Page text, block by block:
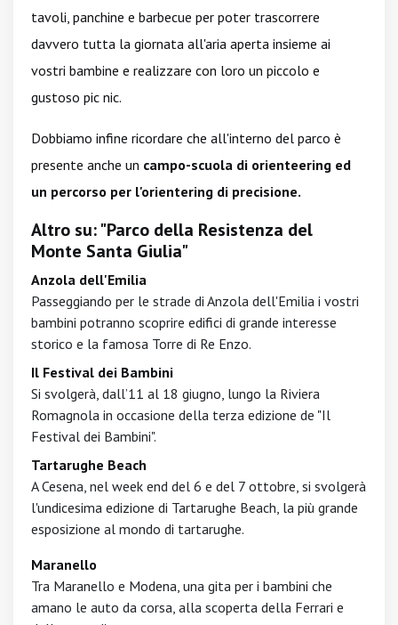
tavoli, panchine e barbecue per poter trascorrere
davvero tutta la giornata all'aria aperta insieme ai
vostri bambine e realizzare con loro un piccolo e
gustoso pic nic.
Dobbiamo infine ricordare che all'interno del parco è
presente anche un campo-scuola di orienteering ed
un percorso per l'orientering di precisione.
Altro su: "Parco della Resistenza del
Monte Santa Giulia"
Anzola dell'Emilia
Passeggiando per le strade di Anzola dell'Emilia i vostri
bambini potranno scoprire edifici di grande interesse
storico e la famosa Torre di Re Enzo.
Il Festival dei Bambini
Si svolgerà, dall’11 al 18 giugno, lungo la Riviera
Romagnola in occasione della terza edizione de "Il
Festival dei Bambini".
Tartarughe Beach
A Cesena, nel week end del 6 e del 7 ottobre, si svolgerà
l'undicesima edizione di Tartarughe Beach, la più grande
esposizione al mondo di tartarughe.
Maranello
Tra Maranello e Modena, una gita per i bambini che
amano le auto da corsa, alla scoperta della Ferrari e